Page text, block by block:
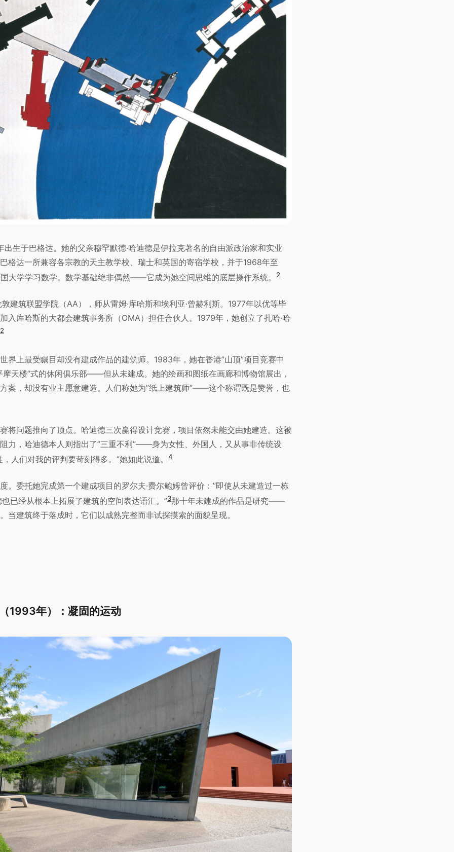
出生于巴格达。她的父亲穆罕默德·哈迪德是伊拉克著名的自由派政治家和实业
格达一所兼容各宗教的天主教学校、瑞士和英国的寄宿学校，并于1968年至
大学学习数学。数学基础绝非偶然——它成为她空间思维的底层操作系统。
2
建筑联盟学院（AA），师从雷姆·库哈斯和埃利亚·曾赫利斯。1977年以优等毕
入库哈斯的大都会建筑事务所（OMA）担任合伙人。1979年，她创立了扎哈·哈
2
界上最受瞩目却没有建成作品的建筑师。1983年，她在香港”山顶”项目竞赛中
天楼”式的休闲俱乐部——但从未建成。她的绘画和图纸在画廊和博物馆展出，
案，却没有业主愿意建造。人们称她为”纸上建筑师”——这个称谓既是赞誉，也
将问题推向了顶点。哈迪德三次赢得设计竞赛，项目依然未能交由她建造。这被
力，哈迪德本人则指出了”三重不利”——身为女性、外国人，又从事非传统设
人们对我的评判要苛刻得多。”她如此说道。
4
。委托她完成第一个建成项目的罗尔夫·费尔鲍姆曾评价：”即使从未建造过一栋
也已经从根本上拓展了建筑的空间表达语汇。”3那十年未建成的作品是研究——
当建筑终于落成时，它们以成熟完整而非试探摸索的面貌呈现。
1993年）：凝固的运动